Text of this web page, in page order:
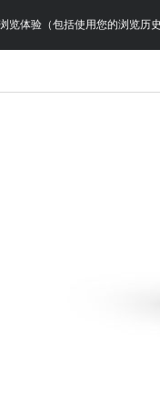
览体验（包括使用您的浏览历